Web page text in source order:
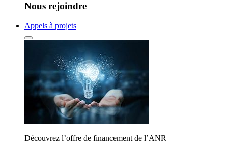
Nous rejoindre
Appels à projets
Découvrez l’offre de financement de l’ANR